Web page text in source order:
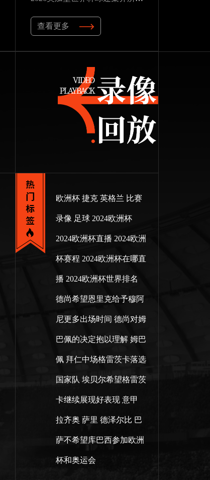
查看更多
欧洲杯 捷克 英格兰 比赛
录像 足球 2024欧洲杯
2024欧洲杯直播 2024欧洲
杯赛程 2024欧洲杯在哪直
播 2024欧洲杯世界排名
德尚希望恩里克给予穆阿
尼更多出场时间 德尚对姆
巴佩的决定抱以理解 姆巴
佩 拜仁中场格雷茨卡落选
国家队 埃贝尔希望格雷茨
卡继续展现好表现 意甲
拉齐奥 萨里 德泽尔比 巴
萨不希望库巴西参加欧洲
杯和奥运会